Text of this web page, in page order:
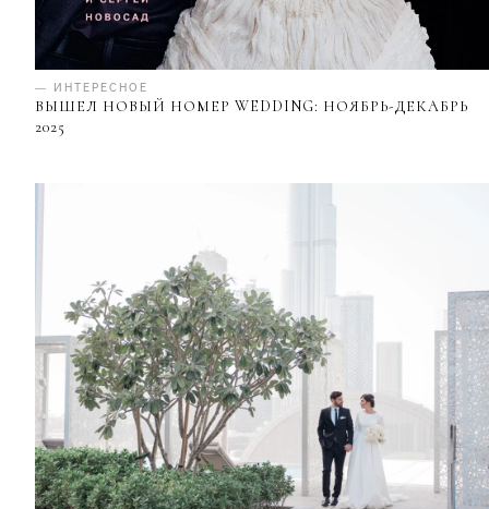
— ИНТЕРЕСНОЕ
ВЫШЕЛ НОВЫЙ НОМЕР WEDDING: НОЯБРЬ-ДЕКАБРЬ
2025